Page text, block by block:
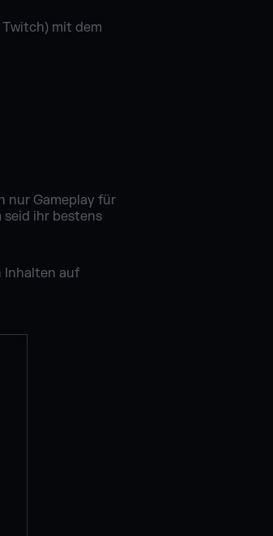
mit dem
nur Gameplay für
seid ihr bestens
Inhalten auf